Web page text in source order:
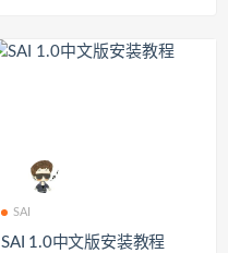
SAI
SAI 1.0中文版安装教程